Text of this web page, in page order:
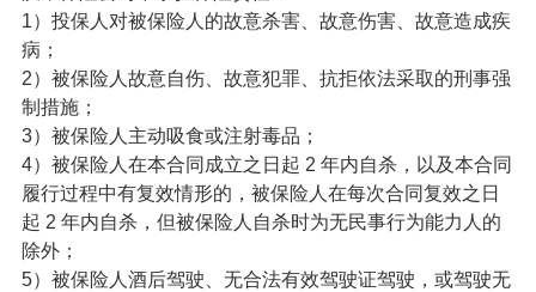
1）投保人对被保险人的故意杀害、故意伤害、故意造成疾
病；
2）被保险人故意自伤、故意犯罪、抗拒依法采取的刑事强
制措施；
3）被保险人主动吸食或注射毒品；
4）被保险人在本合同成立之日起 2 年内自杀，以及本合同
履行过程中有复效情形的，被保险人在每次合同复效之日
起 2 年内自杀，但被保险人自杀时为无民事行为能力人的
除外；
5）被保险人酒后驾驶、无合法有效驾驶证驾驶，或驾驶无